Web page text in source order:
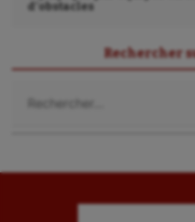
UNSS
Wakeboard
Water-polo
d’obstacles
Rechercher